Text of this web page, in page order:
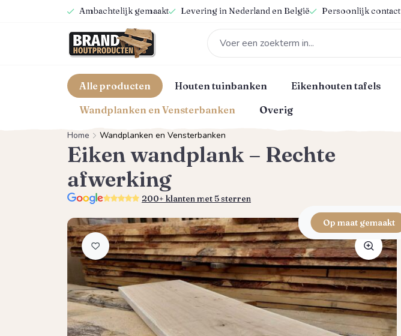
Ga naar de hoofdnavigatie
Ambachtelijk gemaakt Levering in Nederland en België Persoonlijk contact
Alle producten Houten tuinbanken Eikenhouten tafels
Wandplanken en Vensterbanken
Overig
Home Wandplanken en Vensterbanken
Eiken wandplank – Rechte
afwerking
5.0 200+ klanten met 5 sterren
Afbeeldingengalerij overslaan Op maat gemaakt